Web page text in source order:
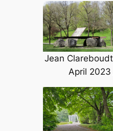
Jean
April